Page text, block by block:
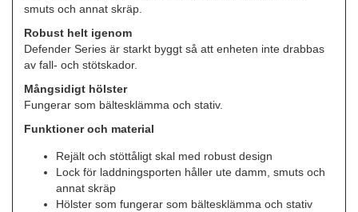
smuts och annat skräp.
Robust helt igenom
Defender Series är starkt byggt så att enheten inte drabbas
av fall- och stötskador.
Mångsidigt hölster
Fungerar som bältesklämma och stativ.
Funktioner och material
Rejält och stöttåligt skal med robust design
Lock för laddningsporten håller ute damm, smuts och
annat skräp
Hölster som fungerar som bältesklämma och stativ